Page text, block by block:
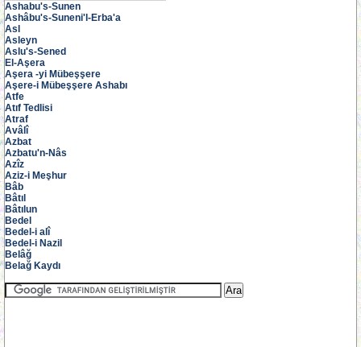
Ashabu's-Sunen
Ashâbu's-Suneni'l-Erba'a
Asl
Asleyn
Aslu's-Sened
El-Aşera
Aşera -yi Mübeşşere
Aşere-i Mübeşşere Ashabı
Atfe
Atıf Tedlisi
Atraf
Avâlî
Azbat
Azbatu'n-Nâs
Azîz
Aziz-i Meşhur
Bâb
Bâtıl
Bâtılun
Bedel
Bedel-i alî
Bedel-i Nazil
Belâğ
Belağ Kaydı